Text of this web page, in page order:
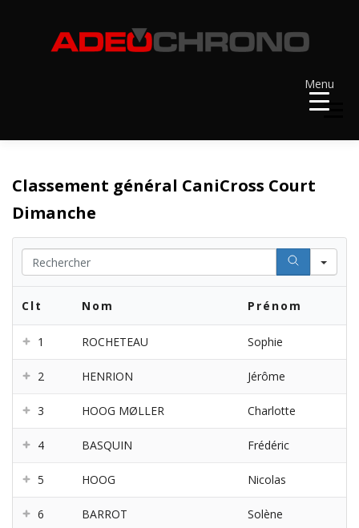
Menu
Menu
Classement général CaniCross Court
Dimanche
Clt Nom Prénom
1 ROCHETEAU Sophie
2 HENRION Jérôme
3 HOOG MØLLER Charlotte
4 BASQUIN Frédéric
5 HOOG Nicolas
6 BARROT Solène